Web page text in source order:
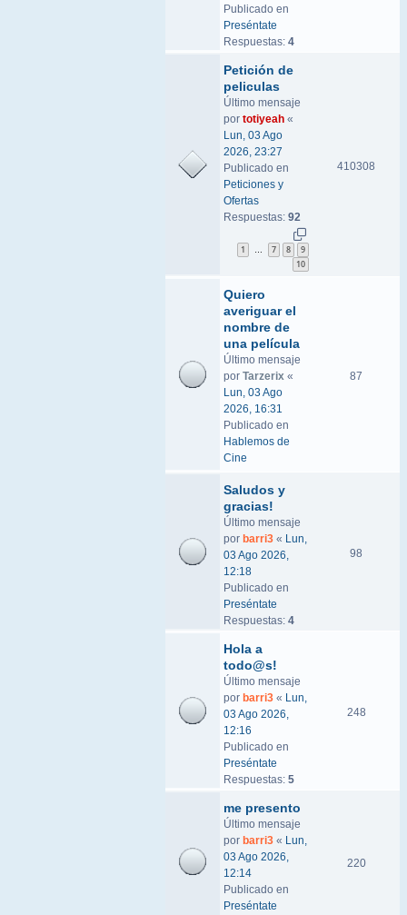
Publicado en
Preséntate
Respuestas: 4
Petición de
peliculas
Último mensaje
por totiyeah «
Lun, 03 Ago
2026, 23:27
Publicado en
Peticiones y
Ofertas
Respuestas: 92
1 7 8
9
10
410308
Quiero
averiguar el
nombre de
una película
Último mensaje
por Tarzerix «
Lun, 03 Ago
2026, 16:31
Publicado en
Hablemos de
Cine
87
Saludos y
gracias!
Último mensaje
por barri3 « Lun,
03 Ago 2026,
12:18
Publicado en
Preséntate
Respuestas: 4
98
Hola a
todo@s!
Último mensaje
por barri3 « Lun,
03 Ago 2026,
12:16
Publicado en
Preséntate
Respuestas: 5
248
me presento
Último mensaje
por barri3 « Lun,
03 Ago 2026,
12:14
Publicado en
Preséntate
220